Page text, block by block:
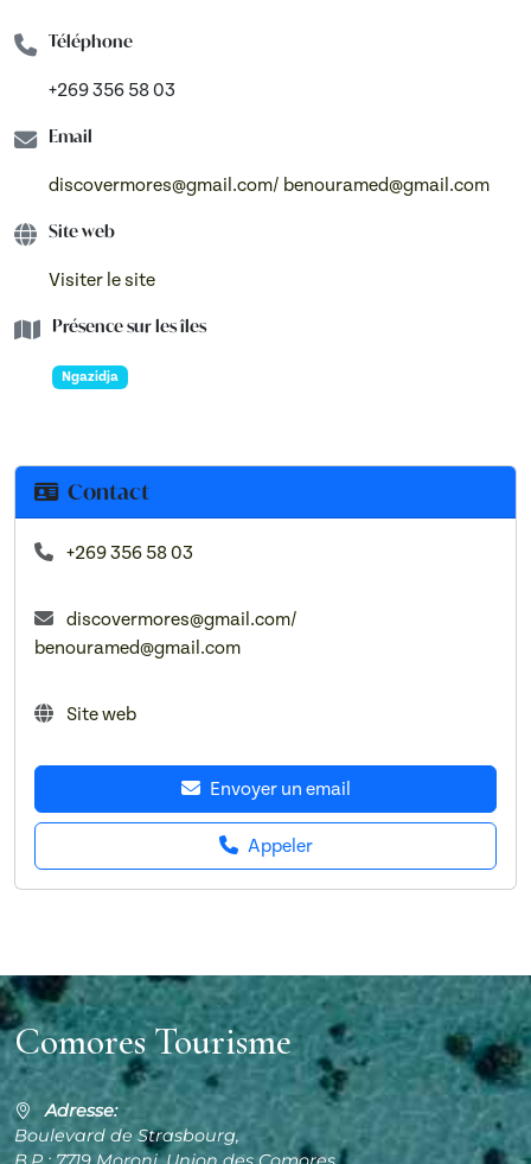
Téléphone
+269 356 58 03
Email
discovermores@gmail.com/ benouramed@gmail.com
Site web
Visiter le site
Présence sur les îles
Ngazidja
Contact
+269 356 58 03
discovermores@gmail.com/
benouramed@gmail.com
Site web
Envoyer un email
Appeler
Comores Tourisme
Adresse:
Boulevard de Strasbourg,